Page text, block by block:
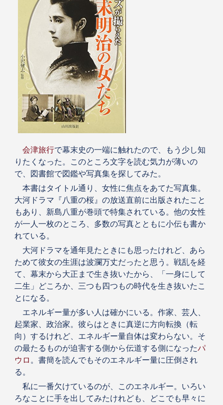
会津旅行で幕末史の一端に触れたので、もう少し知
りたくなった。このところ文字を読む気力が薄いの
で、図書館で図鑑や写真集を探してみた。
本書はタイトル通り、女性に焦点をあてた写真集。
大河ドラマ『八重の桜』の放送直前に出版されたこと
もあり、新島八重が巻頭で特集されている。他の女性
が一人一枚のところ、多数の写真とともに小伝も書か
れている。
大河ドラマを通年見たときにも思ったけれど、あら
ためて彼女の生涯は波瀾万丈だったと思う。戦乱を経
て、幕末から大正まで生き抜いたから、「一身にして
二生」どころか、三つも四つもの時代を生き抜いたこ
とになる。
エネルギー量が多い人は確かにいる。作家、芸人、
起業家、政治家。彼らはときに真逆に方向転換（転
向）するけれど、エネルギー量自体は変わらない。そ
の最たるものが迫害する側から伝道する側になったパ
ウロ 。書簡を読んでもそのエネルギー量に圧倒され
る。
私に一番欠けているのが、このエネルギー。いろい
ろなことに手を出してみたけれども、どこでも早々に